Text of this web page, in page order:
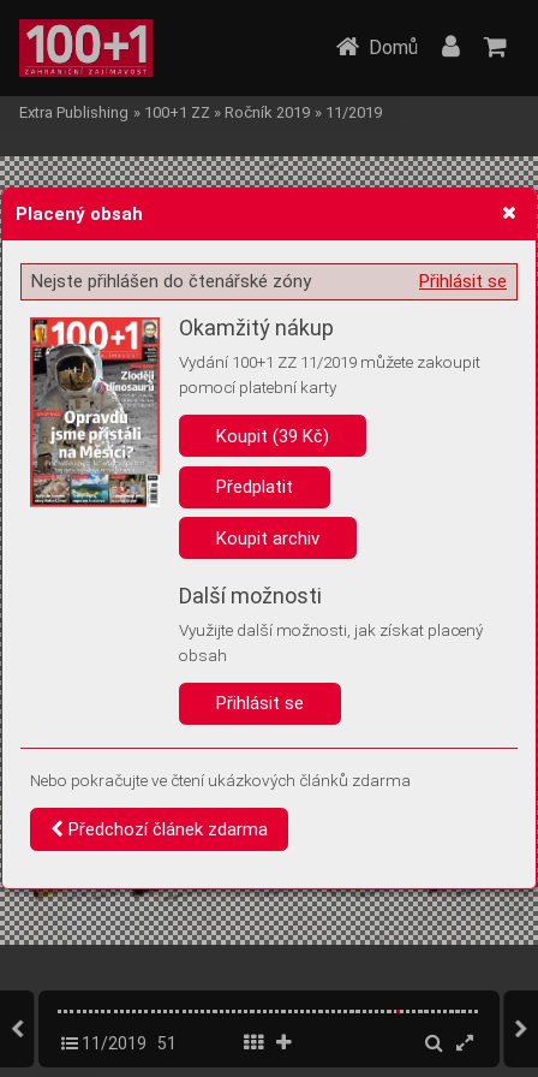
Žádost o souhlas s ukládáním volitelných informací
Pro základní fungování webu nepotřebujeme ukládat žádné informace
(tzv. cookies apod.). Rádi bychom vás ale požádali o souhlas s
uložením volitelných informací:
Anonymní unikátní ID
Díky němu příště poznáme, že se jedná o stejné zařízení, a
Identifikátor je zcela anonymní.
Vaše souhlasy a odmítnutí si ukládáme do vašeho zařízení, abychom se
vás už příště znovu neptali. Můžete je kdykoli později upravit ve Správě
Domů
Extra Publishing » 100+1 ZZ » Ročník 2019 » 11/2019
11/2019 51
Placený obsah
Přihlásit se
Nejste přihlášen do čtenářské zóny
Okamžitý nákup
Vydání 100+1 ZZ 11/2019 můžete zakoupit
pomocí platební karty
Koupit (39 Kč)
Předplatit
Koupit archiv
Další možnosti
Využijte další možnosti, jak získat placený
obsah
Přihlásit se
Nebo pokračujte ve čtení ukázkových článků zdarma
Předchozí článek zdarma